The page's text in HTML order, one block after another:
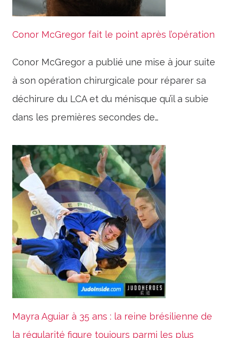
Conor McGregor fait le point après l’opération
Conor McGregor a publié une mise à jour suite
à son opération chirurgicale pour réparer sa
déchirure du LCA et du ménisque qu’il a subie
dans les premières secondes de…
Mayra Aguiar à 35 ans : la reine brésilienne de
la régularité figure toujours parmi les plus